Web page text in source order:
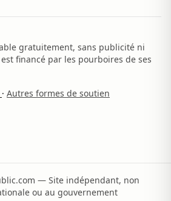
gratuitement, sans publicité ni
financé par les pourboires de ses
· Autres formes de soutien
— Site indépendant, non
ou au gouvernement